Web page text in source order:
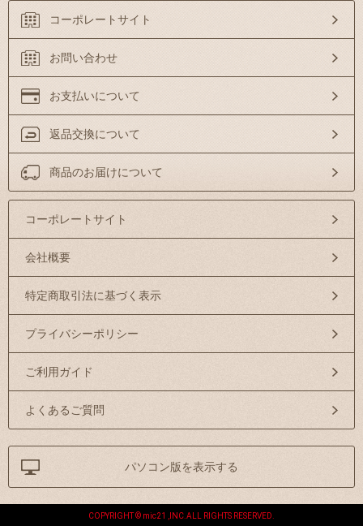
コーポレートサイト
お問い合わせ
お支払いについて
返品交換について
商品のお届けについて
コーポレートサイト
会社概要
特定商取引法に基づく表示
プライバシーポリシー
ご利用ガイド
よくあるご質問
パソコン版を表示する
COPYRIGHT © mic21 ,INC.ALL RIGHTS RESERVED.